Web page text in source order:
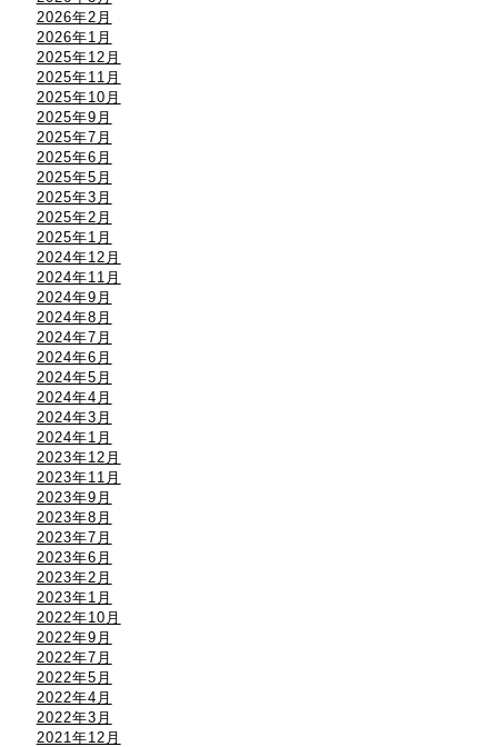
2026年2月
2026年1月
2025年12月
2025年11月
2025年10月
2025年9月
2025年7月
2025年6月
2025年5月
2025年3月
2025年2月
2025年1月
2024年12月
2024年11月
2024年9月
2024年8月
2024年7月
2024年6月
2024年5月
2024年4月
2024年3月
2024年1月
2023年12月
2023年11月
2023年9月
2023年8月
2023年7月
2023年6月
2023年2月
2023年1月
2022年10月
2022年9月
2022年7月
2022年5月
2022年4月
2022年3月
2021年12月